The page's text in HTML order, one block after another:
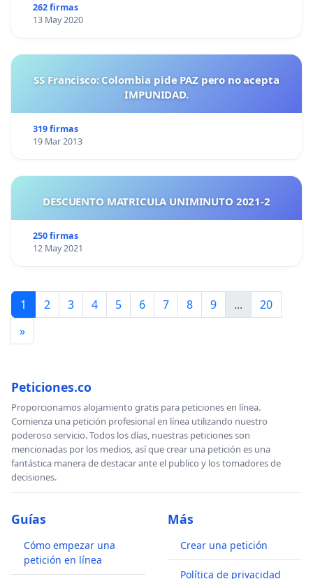
262 firmas
13 May 2020
SS Francisco: Colombia pide PAZ pero no acepta
IMPUNIDAD.
319 firmas
19 Mar 2013
DESCUENTO MATRICULA UNIMINUTO 2021-2
250 firmas
12 May 2021
1 2 3 4 5 6 7 8 9 ...
20
»
Peticiones.co
Proporcionamos alojamiento gratis para peticiones en línea.
Comienza una petición profesional en línea utilizando nuestro
poderoso servicio. Todos los días, nuestras peticiones son
mencionadas por los medios, así que crear una petición es una
fantástica manera de destacar ante el publico y los tomadores de
decisiones.
Guías
Cómo empezar una
petición en línea
Más
Crear una petición
Política de privacidad